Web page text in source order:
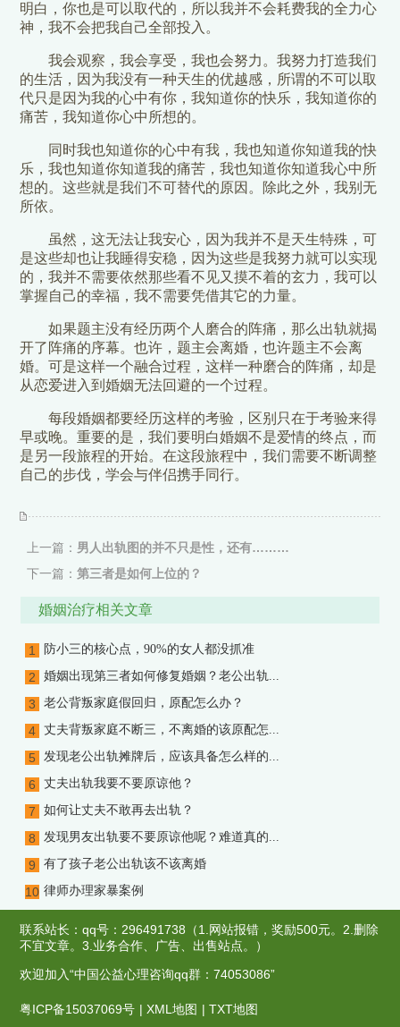
明白，你也是可以取代的，所以我并不会耗费我的全力心
神，我不会把我自己全部投入。
我会观察，我会享受，我也会努力。我努力打造我们
的生活，因为我没有一种天生的优越感，所谓的不可以取
代只是因为我的心中有你，我知道你的快乐，我知道你的
痛苦，我知道你心中所想的。
同时我也知道你的心中有我，我也知道你知道我的快
乐，我也知道你知道我的痛苦，我也知道你知道我心中所
想的。这些就是我们不可替代的原因。除此之外，我别无
所依。
虽然，这无法让我安心，因为我并不是天生特殊，可
是这些却也让我睡得安稳，因为这些是我努力就可以实现
的，我并不需要依然那些看不见又摸不着的玄力，我可以
掌握自己的幸福，我不需要凭借其它的力量。
如果题主没有经历两个人磨合的阵痛，那么出轨就揭
开了阵痛的序幕。也许，题主会离婚，也许题主不会离
婚。可是这样一个融合过程，这样一种磨合的阵痛，却是
从恋爱进入到婚姻无法回避的一个过程。
每段婚姻都要经历这样的考验，区别只在于考验来得
早或晚。重要的是，我们要明白婚姻不是爱情的终点，而
是另一段旅程的开始。在这段旅程中，我们需要不断调整
自己的步伐，学会与伴侣携手同行。
上一篇： 男人出轨图的并不只是性，还有………
下一篇： 第三者是如何上位的？
婚姻治疗相关文章
1 防小三的核心点，90%的女人都没抓准
2 婚姻出现第三者如何修复婚姻？老公出轨...
3 老公背叛家庭假回归，原配怎么办？
4 丈夫背叛家庭不断三，不离婚的该原配怎...
5 发现老公出轨摊牌后，应该具备怎么样的...
6 丈夫出轨我要不要原谅他？
7 如何让丈夫不敢再去出轨？
8 发现男友出轨要不要原谅他呢？难道真的...
9 有了孩子老公出轨该不该离婚
10 律师办理家暴案例
联系站长：qq号：296491738（1.网站报错，奖励500元。2.删除
不宜文章。3.业务合作、广告、出售站点。）
欢迎加入“中国公益心理咨询qq群：74053086”
粤ICP备15037069号 |XML地图 |TXT地图